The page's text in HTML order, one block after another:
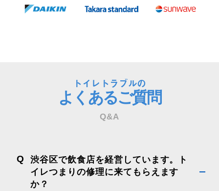
トイレトラブルの
よくあるご質問
Q&A
Q
渋谷区で飲食店を経営しています。ト
イレつまりの修理に来てもらえます
か？